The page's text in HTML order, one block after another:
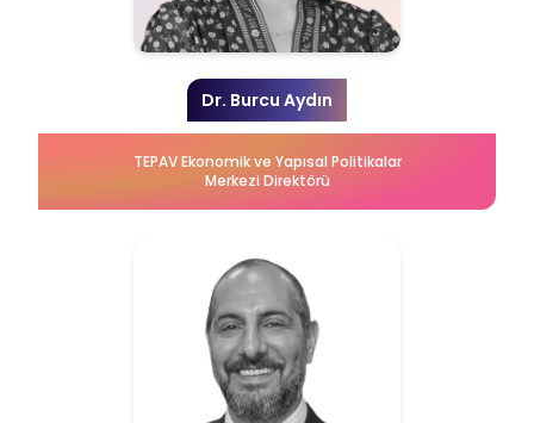
Dr. Burcu Aydın
TEPAV Ekonomik ve Yapısal Politikalar
Merkezi Direktörü